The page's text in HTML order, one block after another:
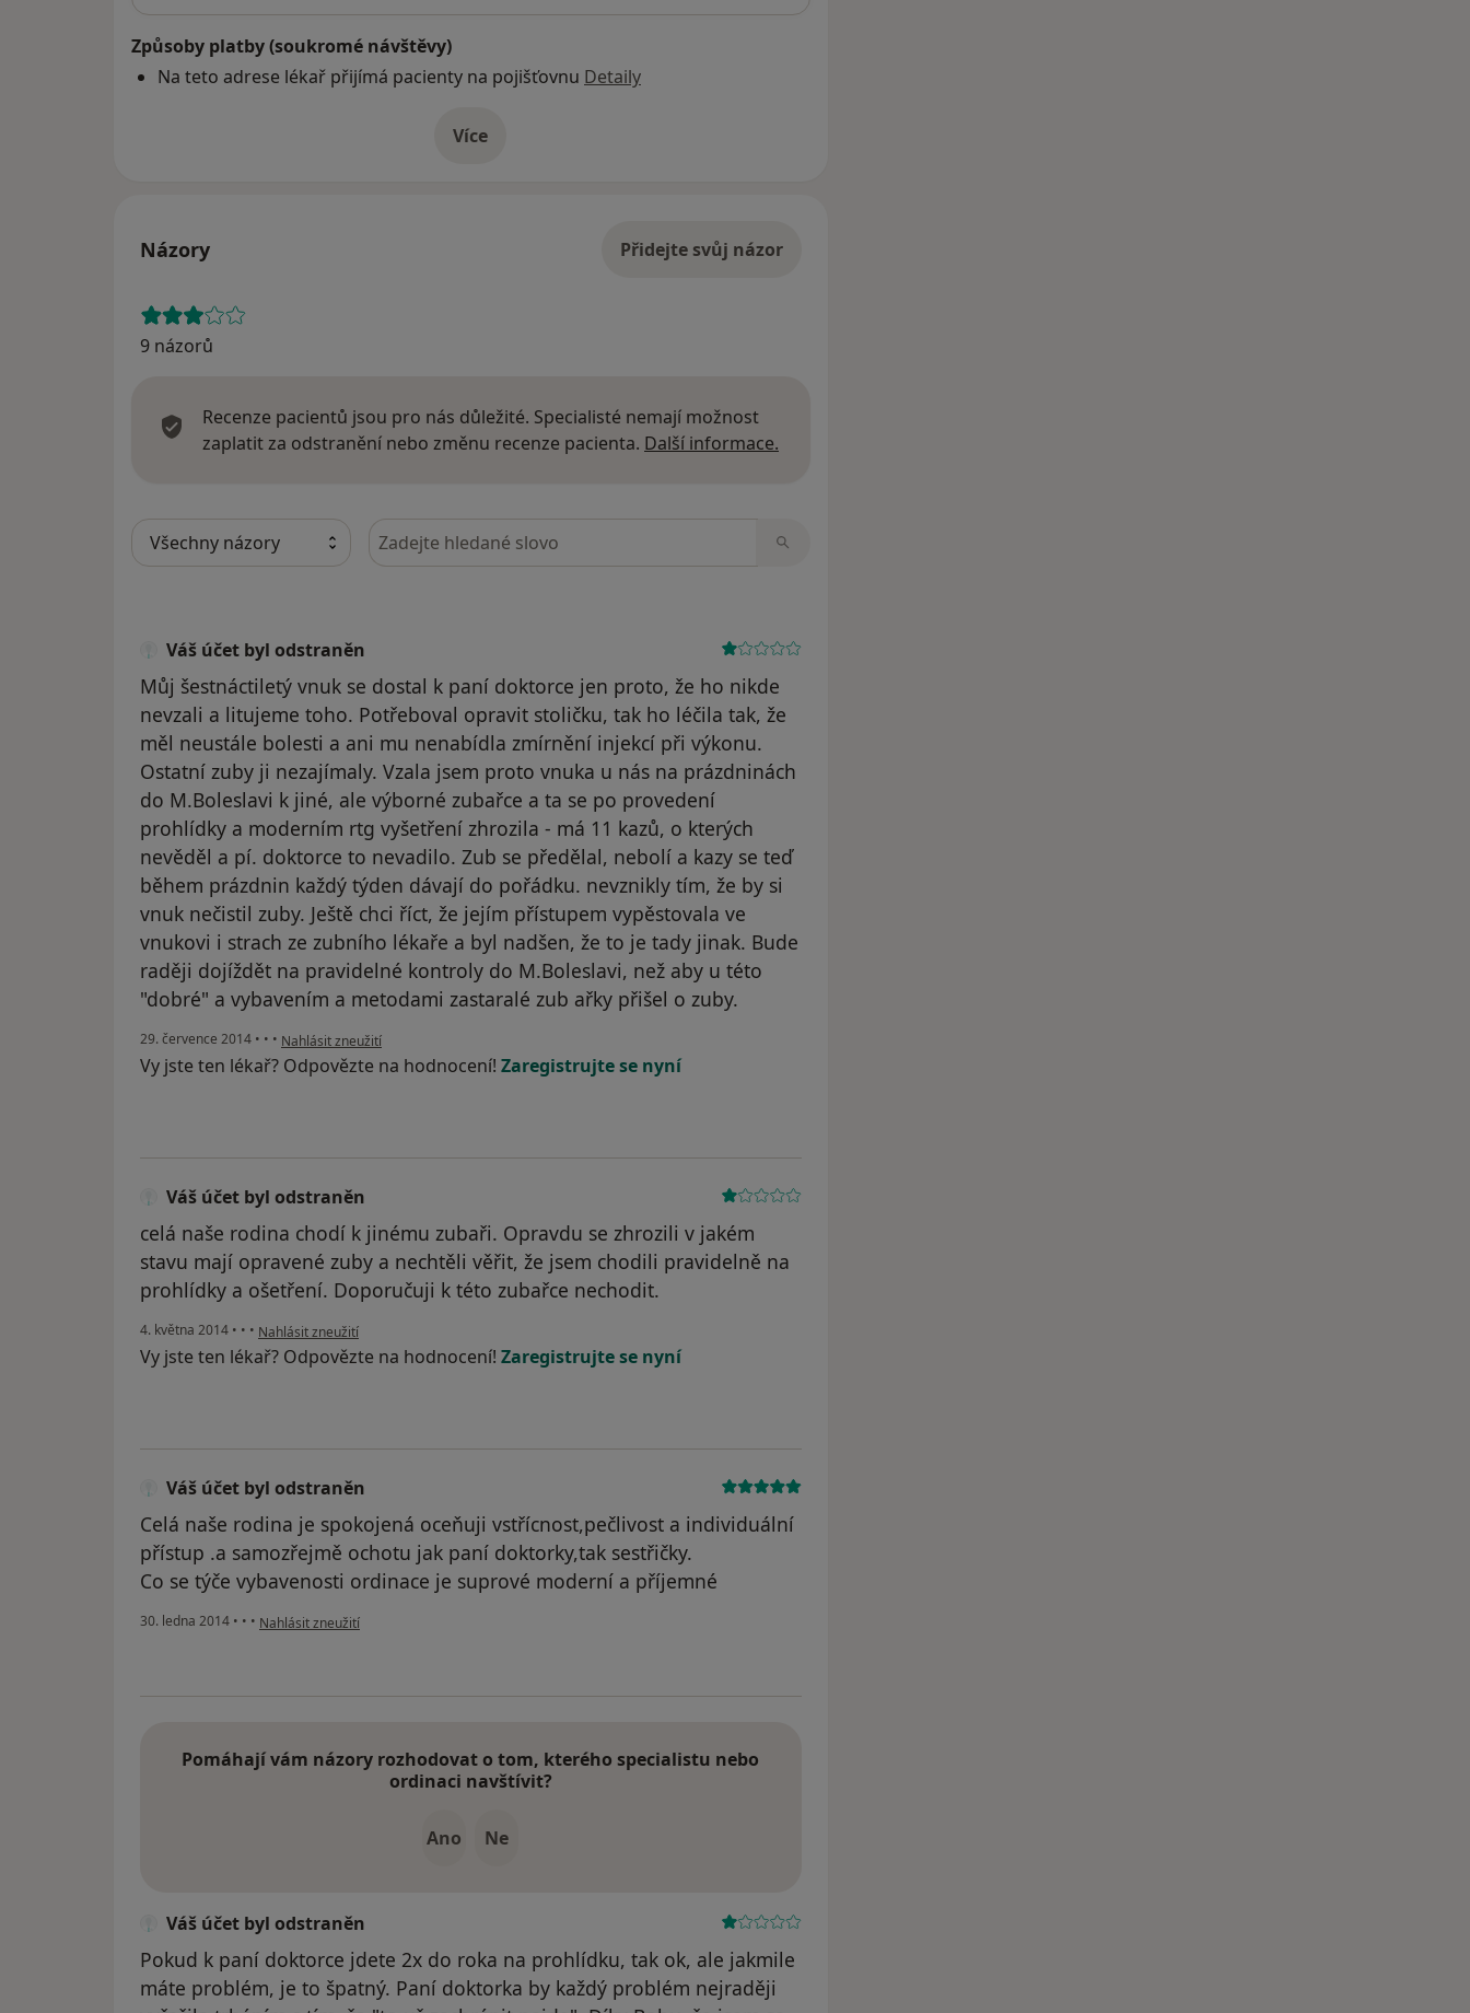
Způsoby platby (soukromé návštěvy)
Na teto adrese lékař přijímá pacienty na pojišťovnu Detaily
Víceo adrese
Názory Přidejte svůj názor
9 názorů
Recenze pacientů jsou pro nás důležité. Specialisté nemají možnost
zaplatit za odstranění nebo změnu recenze pacienta. Další informace.
Hledejte v názorech
Váš účet byl odstraněn
Můj šestnáctiletý vnuk se dostal k paní doktorce jen proto, že ho nikde
nevzali a litujeme toho. Potřeboval opravit stoličku, tak ho léčila tak, že
měl neustále bolesti a ani mu nenabídla zmírnění injekcí při výkonu.
Ostatní zuby ji nezajímaly. Vzala jsem proto vnuka u nás na prázdninách
do M.Boleslavi k jiné, ale výborné zubařce a ta se po provedení
prohlídky a moderním rtg vyšetření zhrozila - má 11 kazů, o kterých
nevěděl a pí. doktorce to nevadilo. Zub se předělal, nebolí a kazy se teď
během prázdnin každý týden dávají do pořádku. nevznikly tím, že by si
vnuk nečistil zuby. Ještě chci říct, že jejím přístupem vypěstovala ve
vnukovi i strach ze zubního lékaře a byl nadšen, že to je tady jinak. Bude
raději dojíždět na pravidelné kontroly do M.Boleslavi, než aby u této
"dobré" a vybavením a metodami zastaralé zub ařky přišel o zuby.
29. července 2014 • • • podle názoru uživatele Váš účet byl odstraněn
Nahlásit zneužití
Vy jste ten lékař? Odpovězte na hodnocení! Zaregistrujte se nyní
Váš účet byl odstraněn
celá naše rodina chodí k jinému zubaři. Opravdu se zhrozili v jakém
stavu mají opravené zuby a nechtěli věřit, že jsem chodili pravidelně na
prohlídky a ošetření. Doporučuji k této zubařce nechodit.
4. května 2014 • • • podle názoru uživatele Váš účet byl odstraněn
Nahlásit zneužití
Vy jste ten lékař? Odpovězte na hodnocení! Zaregistrujte se nyní
Váš účet byl odstraněn
Celá naše rodina je spokojená oceňuji vstřícnost,pečlivost a individuální
přístup .a samozřejmě ochotu jak paní doktorky,tak sestřičky.
Co se týče vybavenosti ordinace je suprové moderní a příjemné
30. ledna 2014 • • • podle názoru uživatele Váš účet byl odstraněn
Nahlásit zneužití
Pomáhají vám názory rozhodovat o tom, kterého specialistu nebo
ordinaci navštívit?
Ano Ne
Váš účet byl odstraněn
Pokud k paní doktorce jdete 2x do roka na prohlídku, tak ok, ale jakmile
máte problém, je to špatný. Paní doktorka by každý problém nejraději